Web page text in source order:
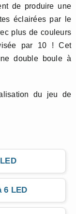
de produire une
éclairées par le
plus de couleurs
par 10 ! Cet
double boule à
du jeu de
6 LED